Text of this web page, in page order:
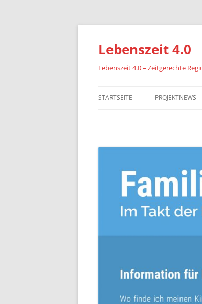
Zum
springen
Lebenszeit 4.0
Lebenszeit 4.0 – Zeitgerechte
STARTSEITE PROJEKTNEWS